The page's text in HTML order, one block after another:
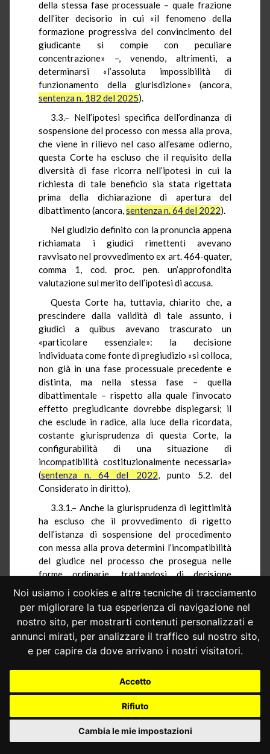
Noi usiamo i cookies e altre tecniche di tracciamento
per migliorare la tua esperienza di navigazione nel
nostro sito, per mostrarti contenuti personalizzati e
annunci mirati, per analizzare il traffico sul nostro sito,
e per capire da dove arrivano i nostri visitatori.
Accetto
Rifiuto
Cambia le mie impostazioni
della stessa fase processuale – quale frazione
dell’iter decisorio in cui «il fenomeno della
formazione progressiva del convincimento del
giudicante si compie con peculiare
concentrazione» –, venendo, altrimenti, a
determinarsi «l’assoluta impossibilità di
funzionamento della giurisdizione» (ancora,
sentenza n. 182 del 2025).
3.3.– Nell’ipotesi specifica dell’ordinanza di
sospensione del processo con messa alla prova,
che viene in rilievo nel caso all’esame odierno,
questa Corte ha escluso che il requisito della
diversità di fase ricorra nell’ipotesi in cui la
richiesta di tale beneficio sia stata rigettata
prima della dichiarazione di apertura del
dibattimento (ancora,sentenza n. 64 del 2022).
Nel giudizio definito con la pronuncia appena
richiamata i giudici rimettenti avevano
ravvisato nel provvedimento ex art. 464-quater,
comma 1, cod. proc. pen. un’approfondita
valutazione sul merito dell’ipotesi di accusa.
Questa Corte ha, tuttavia, chiarito che, a
prescindere dalla validità di tale assunto, i
giudici a quibus avevano trascurato un
«particolare essenziale»: la decisione
individuata come fonte di pregiudizio «si colloca,
non già in una fase processuale precedente e
distinta, ma nella stessa fase – quella
dibattimentale – rispetto alla quale l’invocato
effetto pregiudicante dovrebbe dispiegarsi; il
che esclude in radice, alla luce della ricordata,
costante giurisprudenza di questa Corte, la
configurabilità di una situazione di
incompatibilità costituzionalmente necessaria»
(sentenza n. 64 del 2022, punto 5.2. del
Considerato in diritto).
3.3.1.– Anche la giurisprudenza di legittimità
ha escluso che il provvedimento di rigetto
dell’istanza di sospensione del procedimento
con messa alla prova determini l’incompatibilità
del giudice nel processo che prosegua nelle
forme ordinarie, trattandosi di decisione
adottata nella medesima fase processuale che
non implica una valutazione sul merito
dell’accusa, ma esclusivamente una delibazione
sull’inesistenza di cause di proscioglimento
immediato ai sensi dell’art. 129 cod. proc. pen.,
nonché una verifica dell’idoneità del programma
recidiva (ancora, Cass. n. 33260 del 2019).
l’imputato, in seguito alla notificazione del
decreto di giudizio immediato, ha avanzato
richiesta di ammissione alla messa alla prova e,